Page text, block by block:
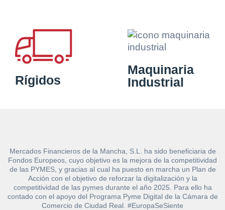
Rígidos
Maquinaria
Industrial
Mercados Financieros de la Mancha, S.L. ha sido beneficiaria de
Fondos Europeos, cuyo objetivo es la mejora de la competitividad
de las PYMES, y gracias al cual ha puesto en marcha un Plan de
Acción con el objetivo de reforzar la digitalización y la
competitividad de las pymes durante el año 2025. Para ello ha
contado con el apoyo del Programa Pyme Digital de la Cámara de
Comercio de Ciudad Real. #EuropaSeSiente